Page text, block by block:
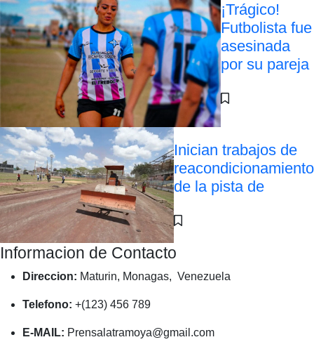
¡Trágico!
Futbolista fue
asesinada
por su pareja
Inician trabajos de
reacondicionamiento
de la pista de
Informacion de Contacto
Direccion: Maturin, Monagas, Venezuela
Telefono: +(123) 456 789
E-MAIL: Prensalatramoya@gmail.com